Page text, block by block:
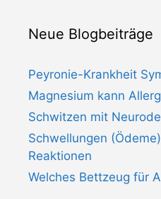
Neue Blogbeiträge
Peyronie-Krankheit
Magnesium kann
Schwitzen mit
Schwellungen
Reaktionen
Welches Bettzeug für